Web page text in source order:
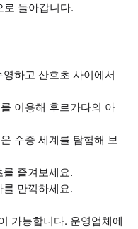
로 돌아갑니다.
하고 산호초 사이에서
이용해 후르가다의 아
수중 세계를 탐험해 보
즐겨보세요.
만끽하세요.
가능합니다. 운영업체에